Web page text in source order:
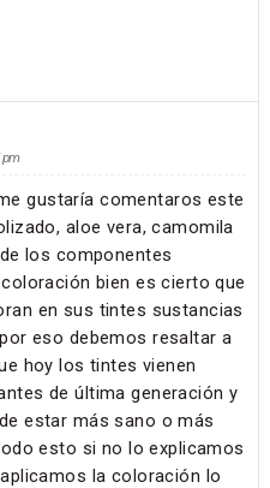
pm
gustaría comentaros este
aloe vera, camomila
los componentes
bien es cierto que
en sus tintes sustancias
eso debemos resaltar a
hoy los tintes vienen
de última generación y
estar más sano o más
esto si no lo explicamos
la coloración lo